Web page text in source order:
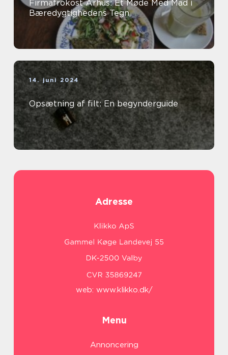
Firmafrokost Århus: Et Møde Med Mad i
Bæredygtighedens Tegn
14. juni 2024
Opsætning af filt: En begynderguide
Adresse
web: www.klikko.dk/
Menu
Annoncering